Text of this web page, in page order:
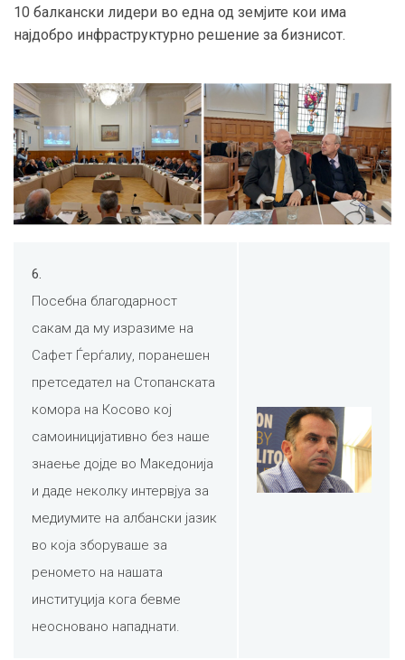
10 балкански лидери во една од земјите кои има
најдобро инфраструктурно решение за бизнисот.
6.
Посебна благодарност
сакам да му изразиме на
Сафет Ѓерѓалиу, поранешен
претседател на Стопанската
комора на Косово кој
самоиницијативно без наше
знаење дојде во Македонија
и даде неколку интервјуа за
медиумите на албански јазик
во која зборуваше за
реномето на нашата
институција кога бевме
неосновано нападнати.